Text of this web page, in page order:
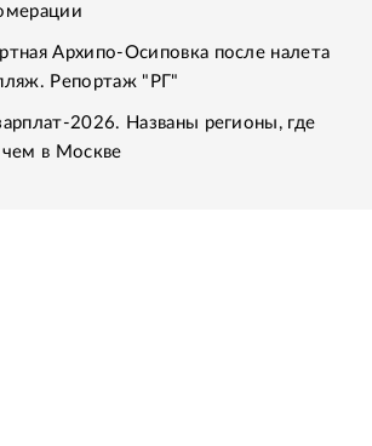
Архипо-Осиповка после налета
Репортаж "РГ"
2026. Названы регионы, где
в Москве